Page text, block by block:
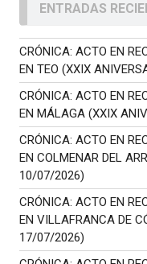
ENTRADAS
CRÓNICA: ACTO EN
EN TEO (XXIX
CRÓNICA: ACTO EN
EN MÁLAGA (XXIX
CRÓNICA: ACTO EN
EN COLMENAR DEL
10/07/2026)
CRÓNICA: ACTO EN
EN VILLAFRANCA DE
17/07/2026)